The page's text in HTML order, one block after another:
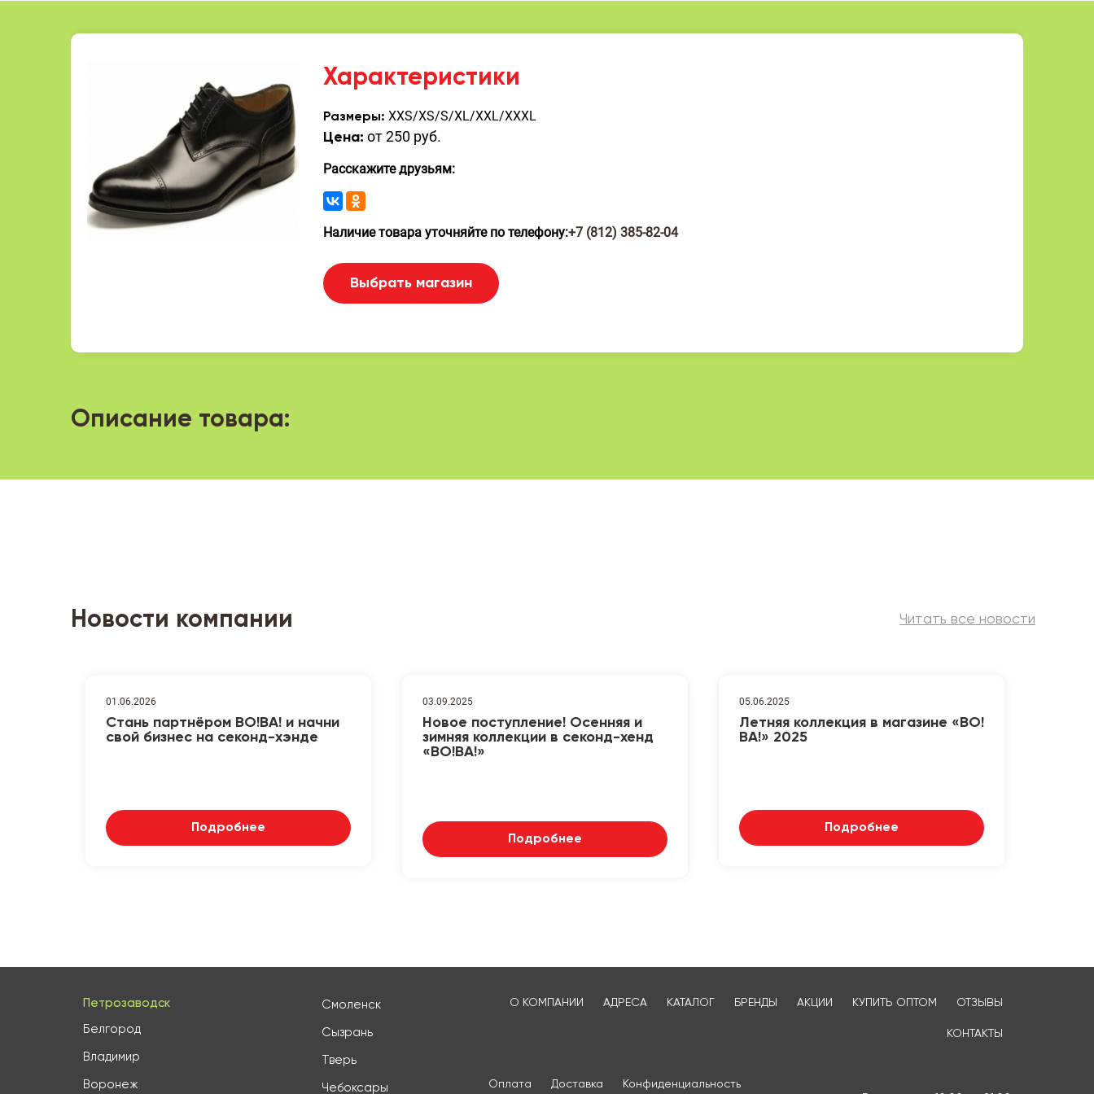
Характеристики
Размеры: XXS/XS/S/XL/XXL/XXXL
Цена: от 250 руб.
Расскажите друзьям:
Наличие товара уточняйте по телефону:+7 (812) 385-82-04
Выбрать магазин
Описание товара:
Новости компании Читать все новости
01.06.2026
Стань партнёром ВО!ВА! и начни
свой бизнес на секонд-хэнде
Подробнее
03.09.2025
Новое поступление! Осенняя и
зимняя коллекции в секонд-хенд
«ВО!ВА!»
Подробнее
05.06.2025
Летняя коллекция в магазине «ВО!
ВА!» 2025
Подробнее
Петрозаводск
Белгород
Владимир
Воронеж
Смоленск
Сызрань
Тверь
Чебоксары
О КОМПАНИИ АДРЕСА КАТАЛОГ БРЕНДЫ АКЦИИ КУПИТЬ ОПТОМ ОТЗЫВЫ
КОНТАКТЫ
Оплата Доставка
Конфиденциальность